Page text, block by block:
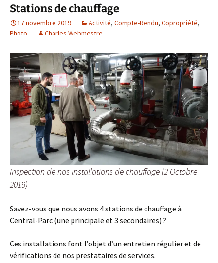
Stations de chauffage
17 novembre 2019 Activité, Compte-Rendu, Copropriété,
Photo
Charles Webmestre
Inspection de nos installations de chauffage (2 Octobre
2019)
Savez-vous que nous avons 4 stations de chauffage à
Central-Parc (une principale et 3 secondaires) ?
Ces installations font l’objet d’un entretien régulier et de
vérifications de nos prestataires de services.